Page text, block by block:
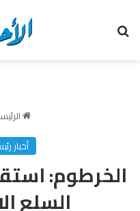
أخبار
الخرطوم:
السلع